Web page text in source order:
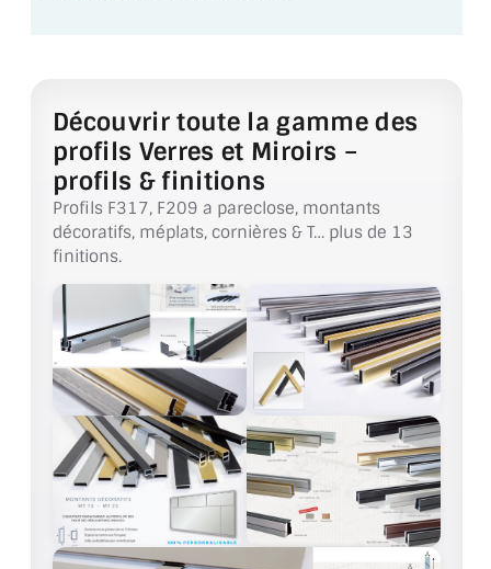
PAROI DE DOUCHE
VERRE FEUILLETÉ
VERRE ANTI-REFLET
VERRE LAQUÉ/CRÉDENCE
VERRE FEUILLETÉ/TREMPÉ
DALLE DE SOL EN VERRE
PORTE EN VERRE
GARDE CORPS EN VERRE
VERRIÈRE TYPE ATELIER
VERRES TEXTURÉS
Découvrir toute la gamme des
profils Verres et Miroirs –
profils & finitions
Profils F317, F209 a pareclose, montants
décoratifs, méplats, cornières & T… plus de 13
finitions.